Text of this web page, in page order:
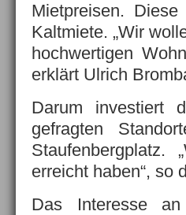
Mietpreisen.
Kaltmiete. „Wir
hochwertigen
erklärt Ulrich
Darum investiert
gefragten
erreicht haben“, so
Das Interesse